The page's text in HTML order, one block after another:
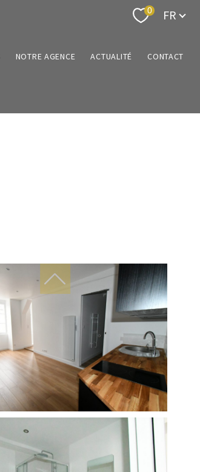
0 Langue
FR
NOTRE AGENCE ACTUALITÉ CONTACT